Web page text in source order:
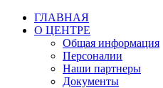
Перейти
содержимому
ГЛАВНАЯ
О ЦЕНТРЕ
Общая информация
Персоналии
Наши партнеры
Документы